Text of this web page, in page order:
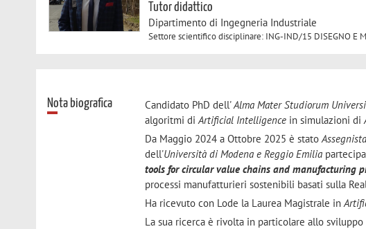
Tutor didattico
Dipartimento di Ingegneria Industriale
Settore scientifico disciplinare: ING-IND/15 DISEGNO E
Nota biografica Candidato PhD dell'Alma Mater Studiorum
algoritmi diArtificial Intelligence in simulazioni di
Da Maggio 2024 a Ottobre 2025 è stato
dell'Università di Modena e Reggio Emilia
tools for circular value chains and manufacturing
processi manufatturieri sostenibili basati sulla
Ha ricevuto con Lode la Laurea Magistrale in
La sua ricerca è rivolta in particolare allo